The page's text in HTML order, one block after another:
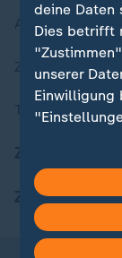
Aktuelle
ZDFheute Stories
Themen im
ZDFheute
deine Daten
Dies betrifft
unserer
Einwilligung
kannst du
in deinen
Hier findest